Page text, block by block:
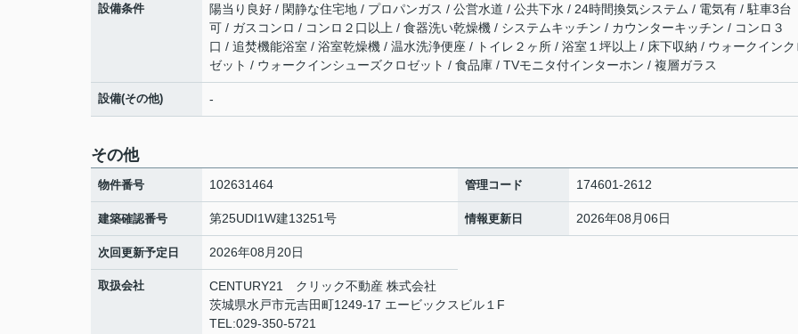
設備条件
陽当り良好 / 閑静な住宅地 / プロパンガス / 公営水道 / 公共下水 / 24時間換気システム / 電気有 / 駐車3台
可 / ガスコンロ / コンロ２口以上 / 食器洗い乾燥機 / システムキッチン / カウンターキッチン / コンロ３
口 / 追焚機能浴室 / 浴室乾燥機 / 温水洗浄便座 / トイレ２ヶ所 / 浴室１坪以上 / 床下収納 / ウォークインク
ゼット / ウォークインシューズクロゼット / 食品庫 / TVモニタ付インターホン / 複層ガラス
設備(その他) -
その他
物件番号 102631464 管理コード 174601-2612
建築確認番号 第25UDI1W建13251号 情報更新日 2026年08月06日
次回更新予定日 2026年08月20日
取扱会社
CENTURY21 クリック不動産 株式会社
茨城県水戸市元吉田町1249-17 エービックスビル１F
TEL:029-350-5721